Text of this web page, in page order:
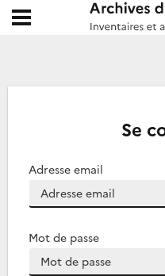
Archives
Ouvrir le menu déroulant
Se
Adresse email
Mot de passe